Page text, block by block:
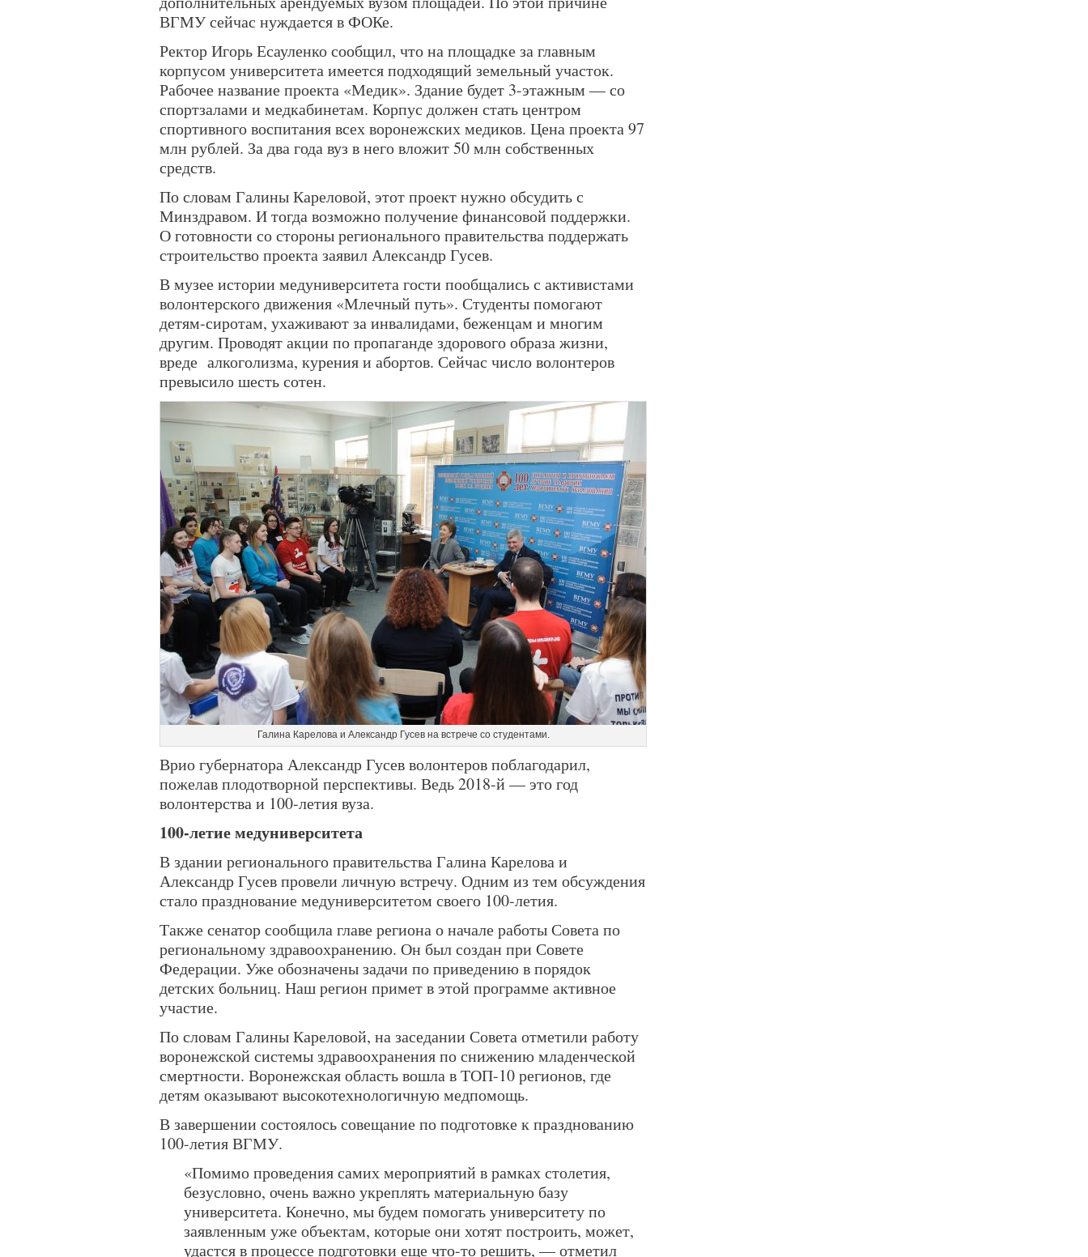
ВГМУ сейчас нуждается в ФОКе.
Ректор Игорь Есауленко сообщил, что на площадке за главным
корпусом университета имеется подходящий земельный участок.
Рабочее название проекта «Медик». Здание будет 3-этажным — со
спортзалами и медкабинетам. Корпус должен стать центром
спортивного воспитания всех воронежских медиков. Цена проекта 97
млн рублей. За два года вуз в него вложит 50 млн собственных
средств.
По словам Галины Кареловой, этот проект нужно обсудить с
Минздравом. И тогда возможно получение финансовой поддержки.
О готовности со стороны регионального правительства поддержать
строительство проекта заявил Александр Гусев.
В музее истории медуниверситета гости пообщались с активистами
волонтерского движения «Млечный путь». Студенты помогают
детям-сиротам, ухаживают за инвалидами, беженцам и многим
другим. Проводят акции по пропаганде здорового образа жизни,
вреде алкоголизма, курения и абортов. Сейчас число волонтеров
превысило шесть сотен.
Галина Карелова и Александр Гусев на встрече со студентами.
Врио губернатора Александр Гусев волонтеров поблагодарил,
пожелав плодотворной перспективы. Ведь 2018-й — это год
волонтерства и 100-летия вуза.
100-летие медуниверситета
В здании регионального правительства Галина Карелова и
Александр Гусев провели личную встречу. Одним из тем обсуждения
стало празднование медуниверситетом своего 100-летия.
Также сенатор сообщила главе региона о начале работы Совета по
региональному здравоохранению. Он был создан при Совете
Федерации. Уже обозначены задачи по приведению в порядок
детских больниц. Наш регион примет в этой программе активное
участие.
По словам Галины Кареловой, на заседании Совета отметили работу
воронежской системы здравоохранения по снижению младенческой
смертности. Воронежская область вошла в ТОП-10 регионов, где
детям оказывают высокотехнологичную медпомощь.
В завершении состоялось совещание по подготовке к празднованию
100-летия ВГМУ.
«Помимо проведения самих мероприятий в рамках столетия,
безусловно, очень важно укреплять материальную базу
университета. Конечно, мы будем помогать университету по
заявленным уже объектам, которые они хотят построить, может,
удастся в процессе подготовки еще что-то решить, — отметил